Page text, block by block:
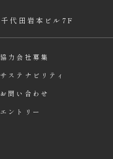
千代田岩本ビル7F
協力会社募集
サステナビリティ
お問い合わせ
エントリー